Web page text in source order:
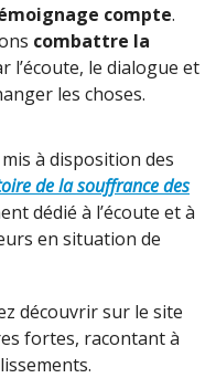
compte.
combattre la
l’écoute, le dialogue et
les choses.
à disposition des
de la souffrance des
dédié à l’écoute et à
en situation de
découvrir sur le site
fortes, racontant à